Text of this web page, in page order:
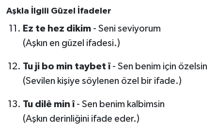
Aşkla İlgili Güzel İfadeler
Ez te hez dikim- Seni seviyorum
(Aşkın en güzel ifadesi.)
Tu ji bo min taybet î- Sen benim için özelsin
(Sevilen kişiye söylenen özel bir ifade.)
Tu dilê min î- Sen benim kalbimsin
(Aşkın derinliğini ifade eder.)